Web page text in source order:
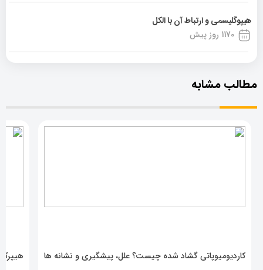
هیپوگلیسمی و ارتباط آن با الکل
1170 روز پیش
مطالب مشابه
کاردیومیوپاتی گشاد شده چیست؟ علل، پیشگیری و نشانه ها